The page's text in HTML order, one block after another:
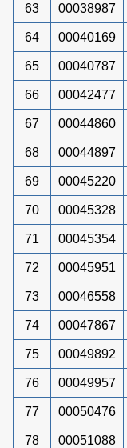
63 00038987
64 00040169
65 00040787
66 00042477
67 00044860
68 00044897
69 00045220
70 00045328
71 00045354
72 00045951
73 00046558
74 00047867
75 00049892
76 00049957
77 00050476
78 00051088